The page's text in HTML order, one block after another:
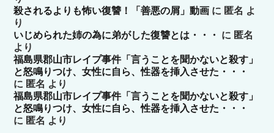
殺されるよりも怖い復讐！「善悪の屑」動画 に 匿名 よ
り
いじめられた姉の為に弟がした復讐とは・・・
に 匿名
より
福島県郡山市レイプ事件「言うことを聞かないと殺す」
と怒鳴りつけ、女性に自ら、性器を挿入させた・・・
に 匿名 より
福島県郡山市レイプ事件「言うことを聞かないと殺す」
と怒鳴りつけ、女性に自ら、性器を挿入させた・・・
に 匿名 より